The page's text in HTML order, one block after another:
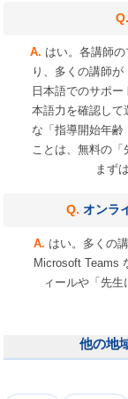
はい。各講師
り、多くの講師が
日本語でのサポ
本語力を確認して
な「指導開始年
ことは、無料の「
まず
オンラ
はい。多くの
Microsoft Teams
ィールや「先生
他の地